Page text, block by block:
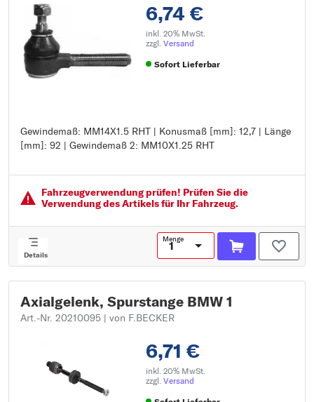
6,74 €
inkl. 20% MwSt.
zzgl. Versand
Sofort Lieferbar
Gewindemaß: MM14X1.5 RHT | Konusmaß [mm]: 12,7 | Länge
[mm]: 92 | Gewindemaß 2: MM10X1.25 RHT
Gewindemaß: MM14X1.5 RHT
Konusmaß [mm]: 12,7
Gewindemaß 2: MM10X1.25 RHT
Fahrzeugver­wendung prüfen! Prüfen Sie die
Verwendung des Artikels für Ihr Fahrzeug.
Details
Menge
Axialgelenk, Spurstange BMW 1
Art.-Nr. 20210095 | von F.BECKER
6,71 €
inkl. 20% MwSt.
zzgl. Versand